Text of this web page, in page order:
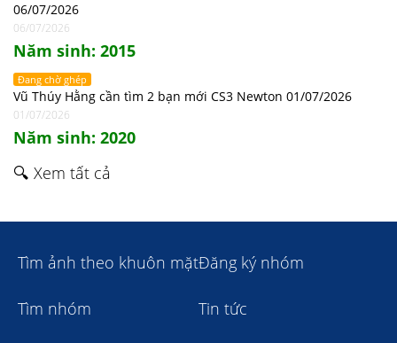
06/07/2026
06/07/2026
Năm sinh: 2015
Đang chờ ghép
Vũ Thúy Hằng cần tìm 2 bạn mới CS3 Newton 01/07/2026
01/07/2026
Năm sinh: 2020
🔍 Xem tất cả
Tìm ảnh theo khuôn mặtĐăng ký nhóm
Tìm nhóm Tin tức